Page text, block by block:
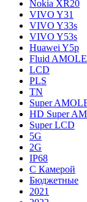
Nokia XR20
VIVO Y31
VIVO Y33s
VIVO Y53s
Huawei Y5p
Fluid
LCD
PLS
TN
Super
HD Super
Super LCD
5G
2G
IP68
С Камерой
Бюджетные
2021